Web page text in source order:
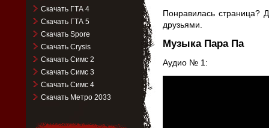
Понравилась страница?
друзьями.
Музыка Пара Па
Аудио № 1:
Скачать ГТА 4
Скачать ГТА 5
Скачать Spore
Скачать Crysis
Скачать Симс 2
Скачать Симс 3
Скачать Симс 4
Скачать Метро 2033